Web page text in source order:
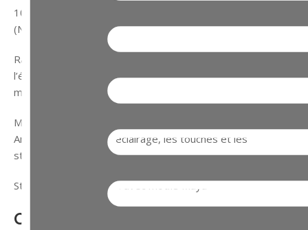
100 % anti-ghosting avec technologie N-key rollover
(NKRO)
Raccourcis pour gérer la vitesse des ventilateurs,
l’éclairage et l’overclocking lorsqu’il est associé à une carte
mère ROG
Mémoire intégrée pour sauvegarder les profils et ROG
Armoury pour gérer l’éclairage, les touches et les
statistiques
Structure en aluminium avec motifs Maya
Caractéristiques